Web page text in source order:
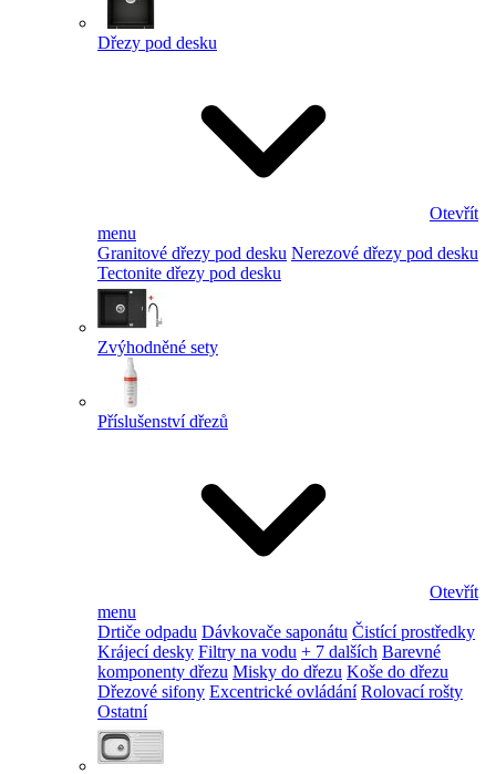
Dřezy pod desku
Otevřít
menu
Granitové dřezy pod desku Nerezové dřezy pod desku
Tectonite dřezy pod desku
Zvýhodněné sety
Příslušenství dřezů
Otevřít
menu
Drtiče odpadu Dávkovače saponátu Čistící prostředky
Krájecí desky Filtry na vodu + 7 dalších Barevné
komponenty dřezu Misky do dřezu Koše do dřezu
Dřezové sifony Excentrické ovládání Rolovací rošty
Ostatní